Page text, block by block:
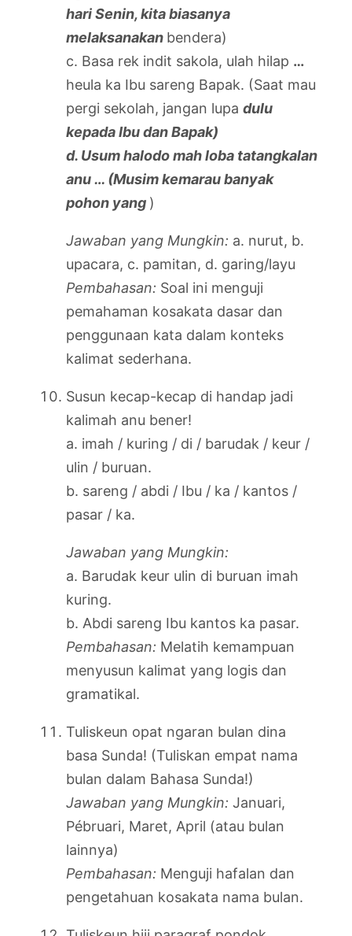
hari Senin, kita biasanya
melaksanakan bendera)
c. Basa rek indit sakola, ulah hilap …
heula ka Ibu sareng Bapak. (Saat mau
pergi sekolah, jangan lupa dulu
kepada Ibu dan Bapak)
d. Usum halodo mah loba tatangkalan
anu… (Musim kemarau banyak
pohon yang )
Jawaban yang Mungkin: a. nurut, b.
upacara, c. pamitan, d. garing/layu
Pembahasan: Soal ini menguji
pemahaman kosakata dasar dan
penggunaan kata dalam konteks
kalimat sederhana.
Susun kecap-kecap di handap jadi
kalimah anu bener!
a. imah / kuring / di / barudak / keur /
ulin / buruan.
b. sareng / abdi / Ibu / ka / kantos /
pasar / ka.
Jawaban yang Mungkin:
a. Barudak keur ulin di buruan imah
kuring.
b. Abdi sareng Ibu kantos ka pasar.
Pembahasan: Melatih kemampuan
menyusun kalimat yang logis dan
gramatikal.
Tuliskeun opat ngaran bulan dina
basa Sunda! (Tuliskan empat nama
bulan dalam Bahasa Sunda!)
Jawaban yang Mungkin: Januari,
Pébruari, Maret, April (atau bulan
lainnya)
Pembahasan: Menguji hafalan dan
pengetahuan kosakata nama bulan.